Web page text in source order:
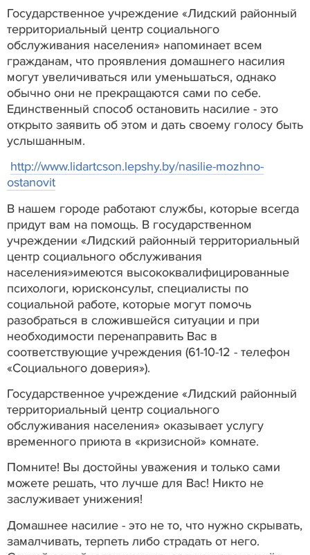
Государственное учреждение «Лидский районный
территориальный центр социального
обслуживания населения» напоминает всем
гражданам, что проявления домашнего насилия
могут увеличиваться или уменьшаться, однако
обычно они не прекращаются сами по себе.
Единственный способ остановить насилие - это
открыто заявить об этом и дать своему голосу быть
услышанным.
http://www.lidartcson.lepshy.by/nasilie-mozhno-
ostanovit
В нашем городе работают службы, которые всегда
придут вам на помощь. В государственном
учреждении «Лидский районный территориальный
центр социального обслуживания
населения»имеются высококвалифицированные
психологи, юрисконсульт, специалисты по
социальной работе, которые могут помочь
разобраться в сложившейся ситуации и при
необходимости перенаправить Вас в
соответствующие учреждения (61-10-12 - телефон
«Социального доверия»).
Государственное учреждение «Лидский районный
территориальный центр социального
обслуживания населения» оказывает услугу
временного приюта в «кризисной» комнате.
Помните! Вы достойны уважения и только сами
можете решать, что лучше для Вас! Никто не
заслуживает унижения!
Домашнее насилие - это не то, что нужно скрывать,
замалчивать, терпеть либо страдать от него.